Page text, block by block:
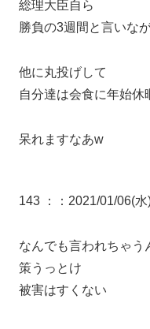
総理大臣自ら
勝負の3週間と言いな
他に丸投げして
自分達は会食に年始休
呆れますなあw
143 ： ：2021/01/06(
なんでも言われちゃう
策うっとけ
被害はすくない